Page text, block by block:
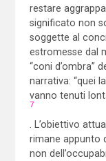
restare
significato non
soggette al
estromesse dal
“coni d’ombra”
narrativa: “quei
vanno tenuti
7
. L’obiettivo
rimane appunto
non